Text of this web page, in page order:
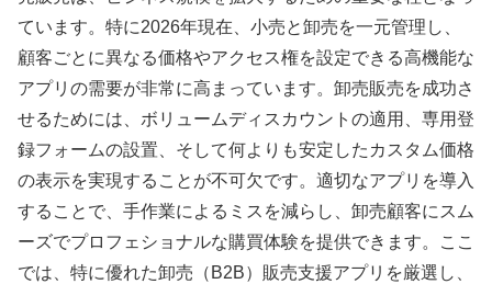
ています。特に2026年現在、小売と卸売を一元管理し、
顧客ごとに異なる価格やアクセス権を設定できる高機能な
アプリの需要が非常に高まっています。卸売販売を成功さ
せるためには、ボリュームディスカウントの適用、専用登
録フォームの設置、そして何よりも安定したカスタム価格
の表示を実現することが不可欠です。適切なアプリを導入
することで、手作業によるミスを減らし、卸売顧客にスム
ーズでプロフェショナルな購買体験を提供できます。ここ
では、特に優れた卸売（B2B）販売支援アプリを厳選し、